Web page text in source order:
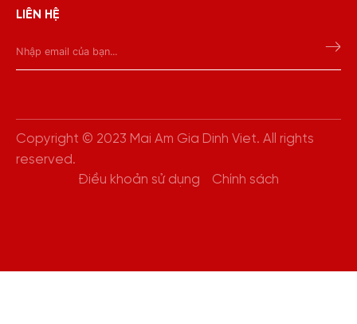
LIÊN HỆ
Copyright © 2023 Mai Am Gia Dinh Viet. All rights
reserved.
Điều khoản sử dụng
Chính sách